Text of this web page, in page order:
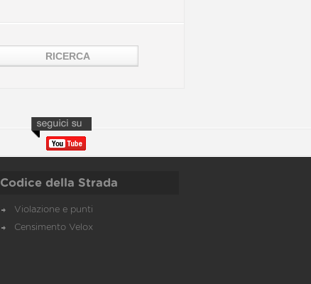
Codice della Strada
Violazione e punti
Censimento Velox